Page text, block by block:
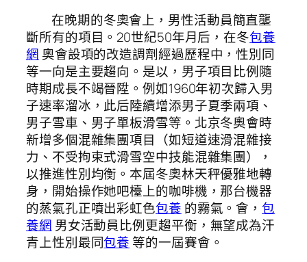
在晚期的冬奧會上，男性活動員簡直壟
斷所有的項目。20世紀50年月后，在冬包養
網 奧會設項的改造調劑經過歷程中，性別同
等一向是主要趨向。是以，男子項目比例隨
時期成長不竭晉陞。例如1960年初次歸入男
子速率溜冰，此后陸續增添男子夏季兩項、
男子雪車、男子單板滑雪等。北京冬奧會時
新增多個混雜集團項目（如短道速滑混雜接
力、不受拘束式滑雪空中技能混雜集團），
以推進性別均衡。本屆冬奧林天秤優雅地轉
身，開始操作她吧檯上的咖啡機，那台機器
的蒸氣孔正噴出彩虹色包養 的霧氣。會，包
養網 男女活動員比例更趨平衡，無望成為汗
青上性別最同包養 等的一屆賽會。